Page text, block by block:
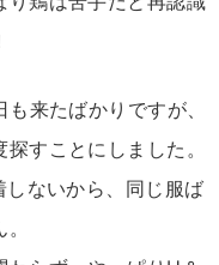
来たばかりですが、
すことにしました。
ないから、同じ服ば